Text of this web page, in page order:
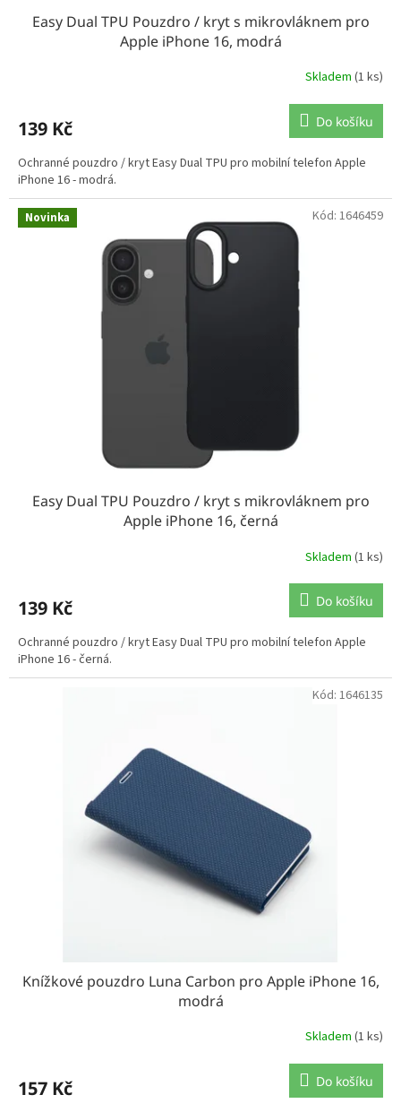
Easy Dual TPU Pouzdro / kryt s mikrovláknem pro
Apple iPhone 16, modrá
Skladem (1 ks)
139 Kč Do košíku
Ochranné pouzdro / kryt Easy Dual TPU pro mobilní telefon Apple
iPhone 16 - modrá.
Novinka
Easy Dual TPU Pouzdro / kryt s mikrovláknem pro
Apple iPhone 16, černá
Skladem (1 ks)
139 Kč Do košíku
Ochranné pouzdro / kryt Easy Dual TPU pro mobilní telefon Apple
iPhone 16 - černá.
Kód: 1646459
Knížkové pouzdro Luna Carbon pro Apple iPhone 16,
modrá
Skladem (1 ks)
157 Kč Do košíku
Kód: 1646135